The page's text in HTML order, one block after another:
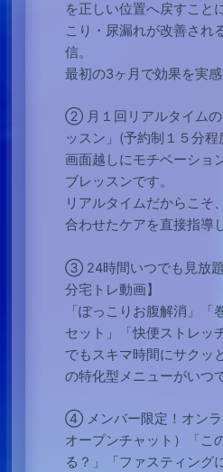
を正しい位置へ戻すこと
こり・尿漏れが改善され
信。
最初の3ヶ月で効果を実感
② 月１回リアルタイムの
ッスン」(予約制１５分程
画面越しにモチベーショ
ブレッスンです。
リアルタイムだからこそ
合わせたケアを直接指導
③ 24時間いつでも見放
分宅トレ動画】
「ぽっこりお腹解消」「
セット」「快便ストレッ
でもスキマ時間にサクッ
の特化型メニューがいつ
④ メンバー限定！オンラ
オープンチャット）「こ
る？」「ファスティング